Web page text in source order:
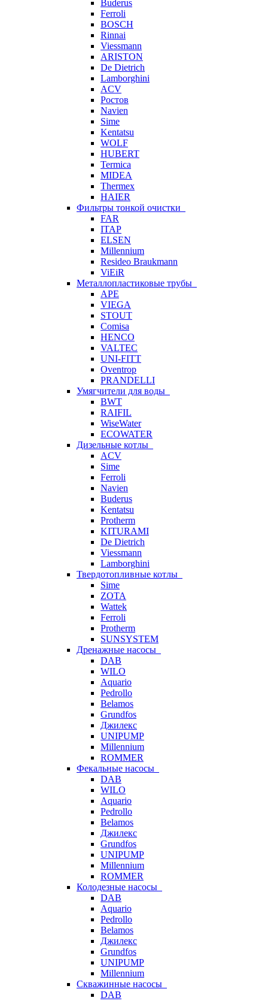
Buderus
Ferroli
BOSCH
Rinnai
Viessmann
ARISTON
De Dietrich
Lamborghini
ACV
Ростов
Navien
Sime
Kentatsu
WOLF
HUBERT
Termica
MIDEA
Thermex
HAIER
Фильтры тонкой очистки
FAR
ITAP
ELSEN
Millennium
Resideo Braukmann
ViEiR
Металлопластиковые трубы
APE
VIEGA
STOUT
Comisa
HENCO
VALTEC
UNI-FITT
Oventrop
PRANDELLI
Умягчители для воды
BWT
RAIFIL
WiseWater
ECOWATER
Дизельные котлы
ACV
Sime
Ferroli
Navien
Buderus
Kentatsu
Protherm
KITURAMI
De Dietrich
Viessmann
Lamborghini
Твердотопливные котлы
Sime
ZOTA
Wattek
Ferroli
Protherm
SUNSYSTEM
Дренажные насосы
DAB
WILO
Aquario
Pedrollo
Belamos
Grundfos
Джилекс
UNIPUMP
Millennium
ROMMER
Фекальные насосы
DAB
WILO
Aquario
Pedrollo
Belamos
Джилекс
Grundfos
UNIPUMP
Millennium
ROMMER
Колодезные насосы
DAB
Aquario
Pedrollo
Belamos
Джилекс
Grundfos
UNIPUMP
Millennium
Скважинные насосы
DAB